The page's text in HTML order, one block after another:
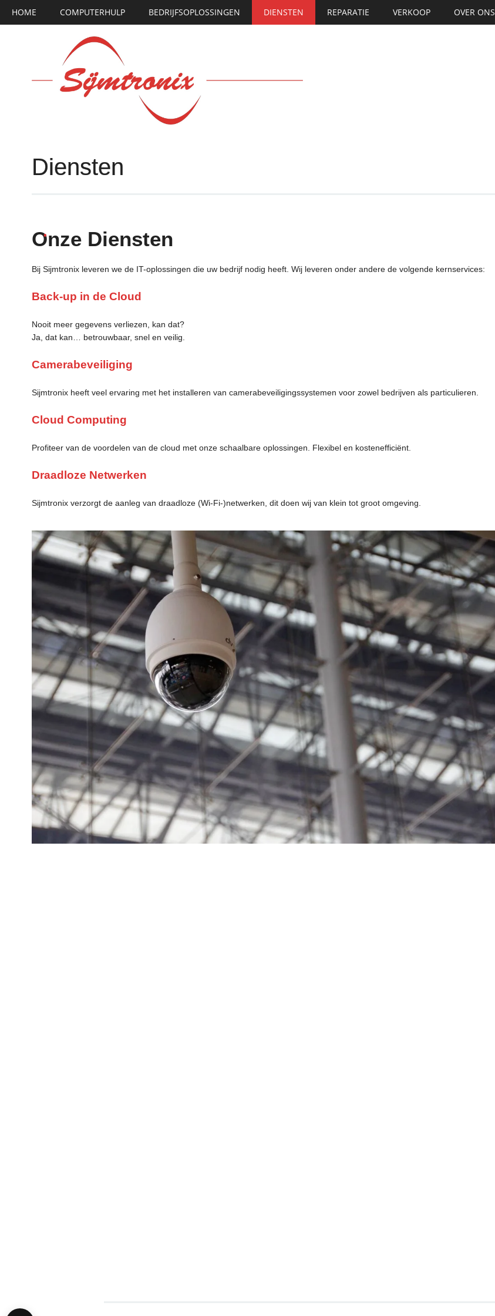
Hoofdmenu
HOME COMPUTERHULP BEDRIJFSOPLOSSINGEN DIENSTEN REPARATIE VERKOOP OVER ONS
Diensten
Onze Diensten
Bij Sijmtronix leveren we de IT-oplossingen die uw bedrijf nodig heeft. Wij leveren onder andere de volgende kernservices:
Back-up in de Cloud
Nooit meer gegevens verliezen, kan dat?
Ja, dat kan… betrouwbaar, snel en veilig.
Camerabeveiliging
Sijmtronix heeft veel ervaring met het installeren van camerabeveiligingssystemen voor zowel bedrijven als particulieren.
Cloud Computing
Profiteer van de voordelen van de cloud met onze schaalbare oplossingen. Flexibel en kostenefficiënt.
Draadloze Netwerken
Sijmtronix verzorgt de aanleg van draadloze (Wi-Fi-)netwerken, dit doen wij van klein tot groot omgeving.